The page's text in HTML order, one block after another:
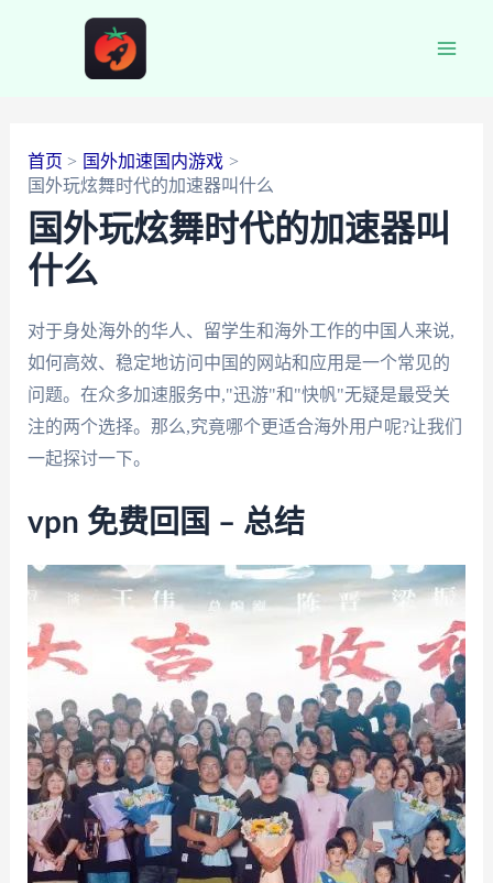
首页
国外加速国内游戏
国外玩炫舞时代的加速器叫什么
国外玩炫舞时代的加速器叫
什么
对于身处海外的华人、留学生和海外工作的中国人来说,
如何高效、稳定地访问中国的网站和应用是一个常见的
问题。在众多加速服务中,"迅游"和"快帆"无疑是最受关
注的两个选择。那么,究竟哪个更适合海外用户呢?让我们
一起探讨一下。
vpn 免费回国 – 总结